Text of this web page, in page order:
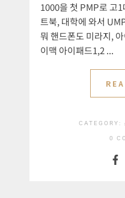
1000을 첫 PMP로 고
트북, 대학에 와서
뭐 핸드폰도 미라지,
이맥 아이패드1,2 ...
CATEGORY:
0